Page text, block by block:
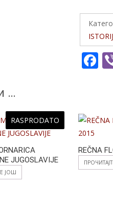
F
o
o
k
…
RASPRODATO
JUGOSLAVIJE
ЈОШ
REČNA